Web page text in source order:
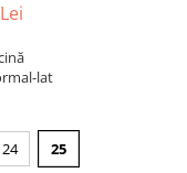
lat
24 25